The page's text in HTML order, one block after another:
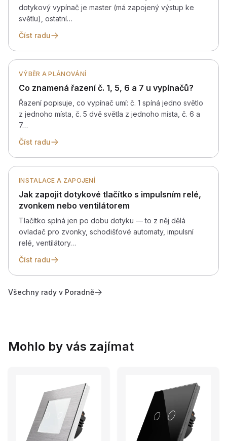
dotykový vypínač je master (má zapojený výstup ke
světlu), ostatní…
Číst radu
VÝBĚR A PLÁNOVÁNÍ
Co znamená řazení č. 1, 5, 6 a 7 u vypínačů?
Řazení popisuje, co vypínač umí: č. 1 spíná jedno světlo
z jednoho místa, č. 5 dvě světla z jednoho místa, č. 6 a
7…
Číst radu
INSTALACE A ZAPOJENÍ
Jak zapojit dotykové tlačítko s impulsním relé,
zvonkem nebo ventilátorem
Tlačítko spíná jen po dobu dotyku — to z něj dělá
ovladač pro zvonky, schodišťové automaty, impulsní
relé, ventilátory…
Číst radu
Všechny rady v Poradně
Mohlo by vás zajímat